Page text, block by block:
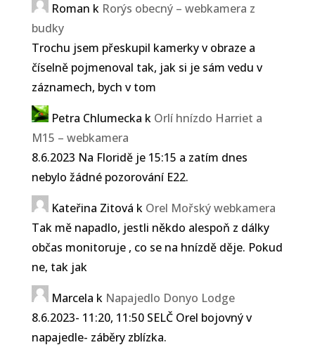
Roman k Rorýs obecný – webkamera z
budky
Trochu jsem přeskupil kamerky v obraze a
číselně pojmenoval tak, jak si je sám vedu v
záznamech, bych v tom
Petra Chlumecka k Orlí hnízdo Harriet a
M15 – webkamera
8.6.2023 Na Floridě je 15:15 a zatím dnes
nebylo žádné pozorování E22.
Kateřina Zitová k Orel Mořský webkamera
Tak mě napadlo, jestli někdo alespoň z dálky
občas monitoruje , co se na hnízdě děje. Pokud
ne, tak jak
Marcela k Napajedlo Donyo Lodge
8.6.2023- 11:20, 11:50 SELČ Orel bojovný v
napajedle- záběry zblízka.